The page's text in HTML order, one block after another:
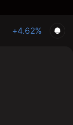
+4.62%